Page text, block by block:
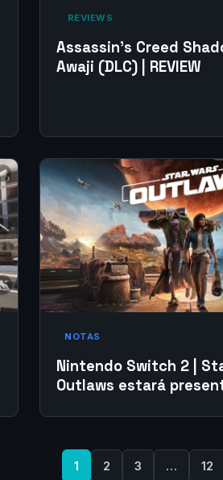
‎ REVIEWS‎
Assassin’s Creed
Awaji (DLC) | REVIEW
NOTAS
Nintendo Switch 2 |
Outlaws estará
1 2 3 … 12